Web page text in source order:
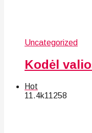
Uncategorized
Kodėl
Hot
11.4k11258